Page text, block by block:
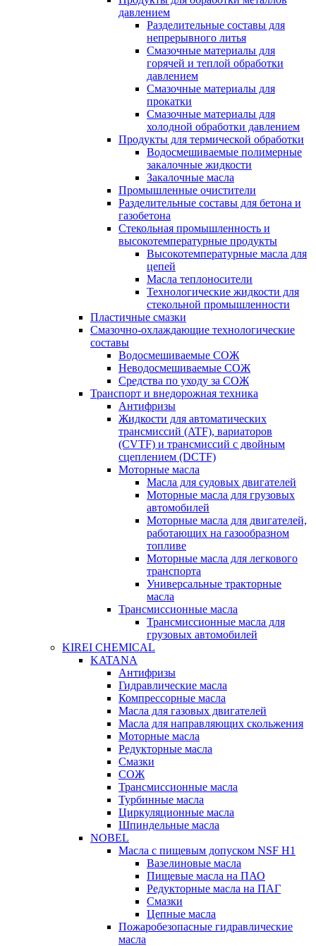
давлением
Разделительные составы для
непрерывного литья
Смазочные материалы для
горячей и теплой обработки
давлением
Смазочные материалы для
прокатки
Смазочные материалы для
холодной обработки давлением
Продукты для термической обработки
Водосмешиваемые полимерные
закалочные жидкости
Закалочные масла
Промышленные очистители
Разделительные составы для бетона и
газобетона
Стекольная промышленность и
высокотемпературные продукты
Высокотемпературные масла для
цепей
Масла теплоносители
Технологические жидкости для
стекольной промышленности
Пластичные смазки
Смазочно-охлаждающие технологические
составы
Водосмешиваемые СОЖ
Неводосмешиваемые СОЖ
Средства по уходу за СОЖ
Транспорт и внедорожная техника
Антифризы
Жидкости для автоматических
трансмиссий (ATF), вариаторов
(CVTF) и трансмиссий с двойным
сцеплением (DCTF)
Моторные масла
Масла для судовых двигателей
Моторные масла для грузовых
автомобилей
Моторные масла для двигателей,
работающих на газообразном
топливе
Моторные масла для легкового
транспорта
Универсальные тракторные
масла
Трансмиссионные масла
Трансмиссионные масла для
грузовых автомобилей
KIREI CHEMICAL
KATANA
Антифризы
Гидравлические масла
Компрессорные масла
Масла для газовых двигателей
Масла для направляющих скольжения
Моторные масла
Редукторные масла
Смазки
СОЖ
Трансмиссионные масла
Турбинные масла
Циркуляционные масла
Шпиндельные масла
NOBEL
Масла с пищевым допуском NSF H1
Вазелиновые масла
Пищевые масла на ПАО
Редукторные масла на ПАГ
Смазки
Цепные масла
Пожаробезопасные гидравлические
масла